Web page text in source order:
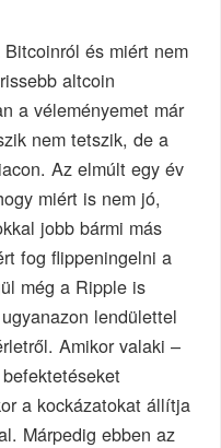
és miért nem
altcoin
a véleményemet már
nem tetszik, de a
Az elmúlt egy év
miért is nem jó,
jobb bármi más
fog flippeningelni a
még a Ripple is
lendülettel
Amikor valaki –
a kockázatokat állítja
Márpedig ebben az